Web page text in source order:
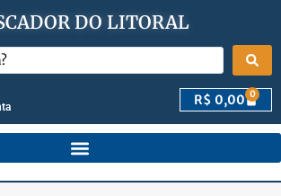
DO LITORAL
R$ 0,00 0